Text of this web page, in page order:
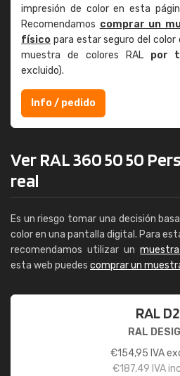
impresión de color en esta
Recomendamos comprar un
físico para estar seguro del
muestra de colores RAL por
excluido).
Info / pedido
Ver RAL 360 50 50
real
Es un riesgo tomar una decisión
color en una pantalla digital. Para
recomendamos utilizar un
esta web puedes comprar un
RAL D2
RAL
€154,95 IVA
€187,49 IVA